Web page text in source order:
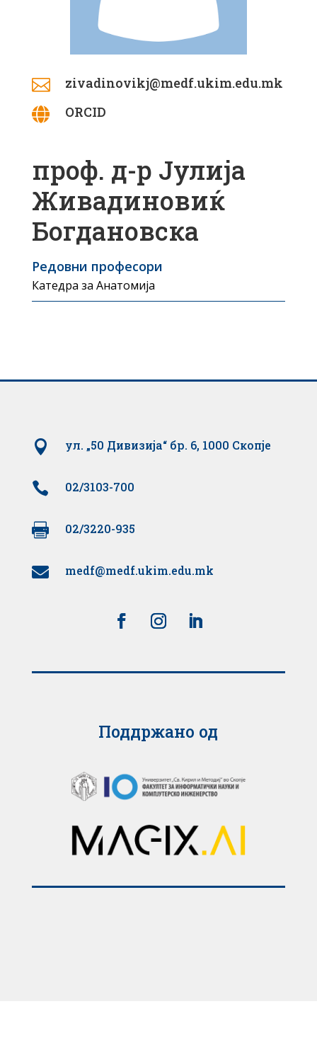
 zivadinovikj@medf.ukim.edu.mk
 ORCID
проф. д-р Јулија
Живадиновиќ
Богдановска
Редовни професори
Катедра за Анатомија
 ул. „50 Дивизија“ бр. 6, 1000 Скопје
 02/3103-700
 02/3220-935
 medf@medf.ukim.edu.mk
Поддржано од